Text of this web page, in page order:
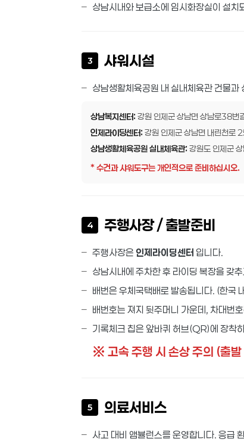
상남시내와 보급소에 임시화장실이 설
3 샤워시설
상남생활체육공원 내 실내체육관 건물
상남복지센터:강원 인제군 상남면 상남로38번
인제라이딩센터:강원 인제군 상남면 내린천로
상남생활체육공원 실내체육관:강원도 인제군
* 수건과 샤워도구는 개인적으로 준비하십시오.
4 주행사장 / 출발준비
주행사장은 인제라이딩센터 입니다.
상남시내에 주차한 후 라이딩 복장을 갖
배번은 우체국택배로 발송됩니다. (한국
배번호는 져지 뒷주머니 가운데, 차대번
기록체크 칩은 앞바퀴 허브(QR)에 장착
※ 고속 주행 시 손상 주의 (출발
5 의료서비스
사고 대비 앰뷸런스를 운영합니다. 응급